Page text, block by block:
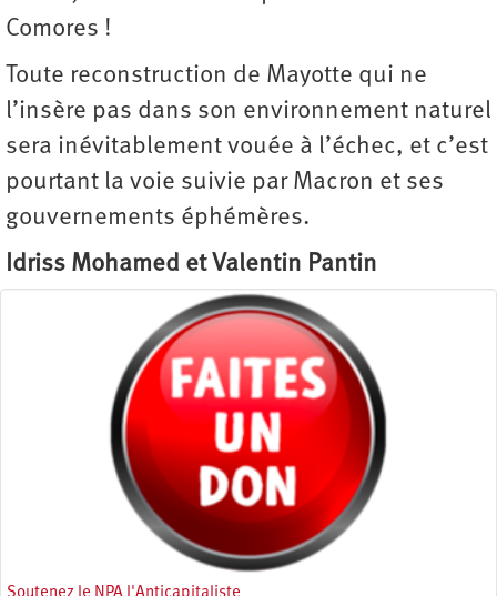
Comores !
Toute reconstruction de Mayotte qui ne
l’insère pas dans son environnement naturel
sera inévitablement vouée à l’échec, et c’est
pourtant la voie suivie par Macron et ses
gouvernements éphémères.
Idriss Mohamed et Valentin Pantin